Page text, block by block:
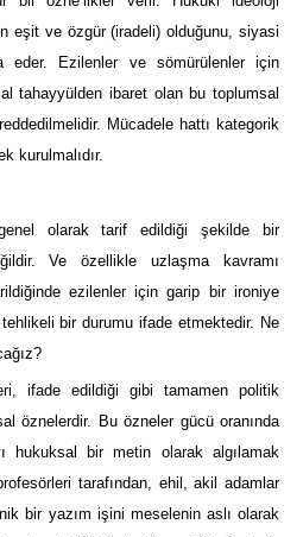
eşit ve özgür (iradeli) olduğunu, siyasi
eder. Ezilenler ve sömürülenler için
tahayyülden ibaret olan bu toplumsal
Mücadele hattı kategorik
kurulmalıdır.
olarak tarif edildiği şekilde bir
Ve özellikle uzlaşma kavramı
ezilenler için garip bir ironiye
bir durumu ifade etmektedir. Ne
ifade edildiği gibi tamamen politik
öznelerdir. Bu özneler gücü oranında
hukuksal bir metin olarak algılamak
tarafından, ehil, akil adamlar
bir yazım işini meselenin aslı olarak